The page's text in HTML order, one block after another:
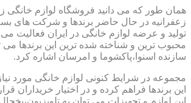
همان طور که می دانید فروشگاه لوازم خانگی
زعفرانیه در حال حاضر برندها و شرکت های
تولید و عرضه لوازم خانگی در ایران فعالیت می
محبوب ترین و شناخته شده ترین این برندها
سازنده اسنوا،پاکشوما و امرسان اشاره کرد.
مجموعه در شرایط کنونی لوازم خانگی مورد
این برندها فراهم کرده و در اختیار خریداران
این لوازم و تجهیزات می توان به